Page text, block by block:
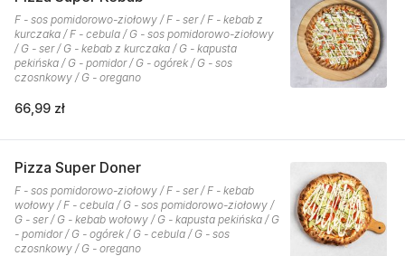
F - sos pomidorowo-ziołowy / F - ser / F - kebab z
kurczaka / F - cebula / G - sos pomidorowo-ziołowy
/ G - ser / G - kebab z kurczaka / G - kapusta
pekińska / G - pomidor / G - ogórek / G - sos
czosnkowy / G - oregano
66,99 zł
Pizza Super Doner
F - sos pomidorowo-ziołowy / F - ser / F - kebab
wołowy / F - cebula / G - sos pomidorowo-ziołowy /
G - ser / G - kebab wołowy / G - kapusta pekińska / G
- pomidor / G - ogórek / G - cebula / G - sos
czosnkowy / G - oregano